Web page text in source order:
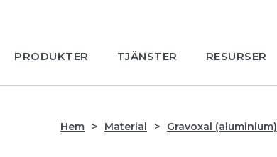
PRODUKTER TJÄNSTER RESURSER
Hem Material Gravoxal (aluminium)